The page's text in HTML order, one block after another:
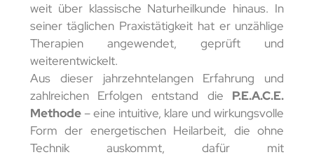
weit über klassische Naturheilkunde hinaus. In
seiner täglichen Praxistätigkeit hat er unzählige
Therapien angewendet, geprüft und
weiterentwickelt.
Aus dieser jahrzehntelangen Erfahrung und
zahlreichen Erfolgen entstand die P.E.A.C.E.
Methode– eine intuitive, klare und wirkungsvolle
Form der energetischen Heilarbeit, die ohne
Technik auskommt, dafür mit